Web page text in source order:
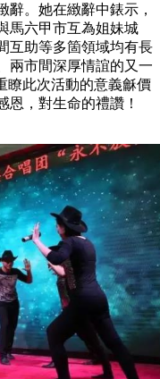
辭。她在緻辭中錶示，
馬六甲市互為姐妹城
互助等多箇領域均有長
兩市間深厚情誼的又一
瞭此次活動的意義龢價
恩，對生命的禮讚！